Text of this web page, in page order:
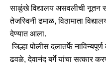
साळुंखे विद्यालय असवलीची नूतन
तेजस्विनी ढमाळ, विठामाता
देण्यात आला.
जिल्हा पोलीस दलातर्फे
ढवळे, देवानंद बर्गे यांचा सत्कार